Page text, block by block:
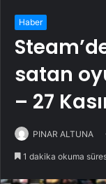
Haber
satan
– 27
PINAR ALTUNA
1 dakika okuma